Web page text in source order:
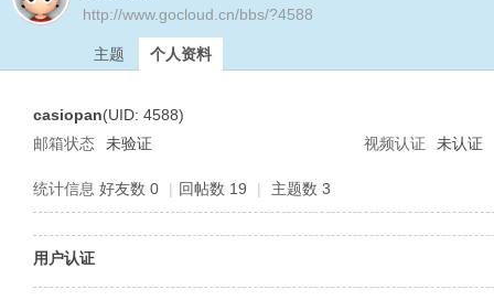
http://www.gocloud.cn/bbs/?4588
主题 个人资料
casiopan(UID: 4588)
邮箱状态
未验证 视频认证 未认证
统计信息 好友数 0 | 回帖数 19 | 主题数 3
用户认证